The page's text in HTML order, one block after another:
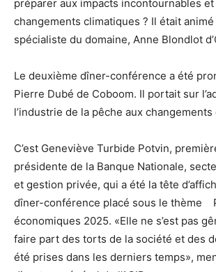
préparer aux impacts incontournables
changements climatiques ? Il était
spécialiste du domaine, Anne Blondlot
Le deuxième dîner-conférence a été
Pierre Dubé de Coboom. Il portait sur
l’industrie de la pêche aux
C’est Geneviève Turbide Potvin,
présidente de la Banque Nationale,
et gestion privée, qui a été la tête
dîner-conférence placé sous le thème
économiques 2025. «Elle ne s’est pas
faire part des torts de la société et des
été prises dans les derniers temps»,